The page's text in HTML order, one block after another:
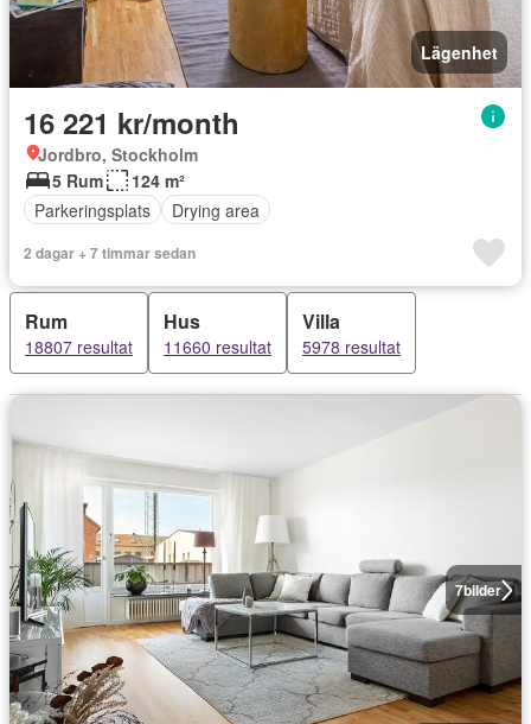
Lägenhet
16 221 kr/month
Jordbro, Stockholm
5 Rum
124 m²
Parkeringsplats
Drying area
2 dagar + 7 timmar sedan
Rum
18807 resultat
Hus
11660 resultat
Villa
5978 resultat
7bilder